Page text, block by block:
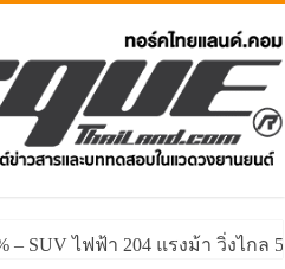
– SUV ไฟฟ้า 204 แรงม้า วิ่งไกล